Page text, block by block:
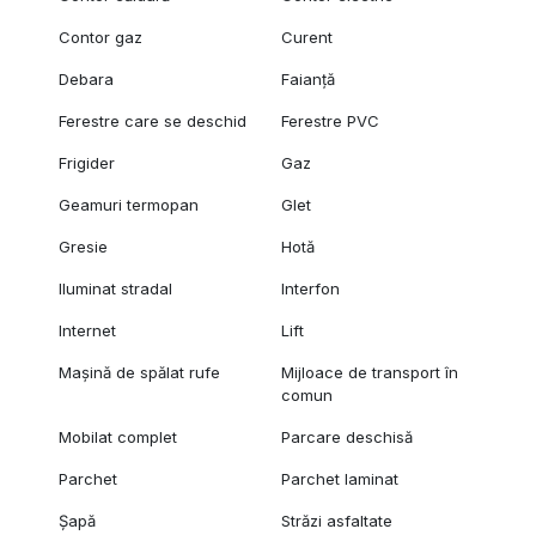
Contor gaz Curent
Debara Faianță
Ferestre care se deschid Ferestre PVC
Frigider Gaz
Geamuri termopan Glet
Gresie Hotă
Iluminat stradal Interfon
Internet Lift
Mașină de spălat rufe
Mijloace de transport în
comun
Mobilat complet Parcare deschisă
Parchet Parchet laminat
Șapă Străzi asfaltate